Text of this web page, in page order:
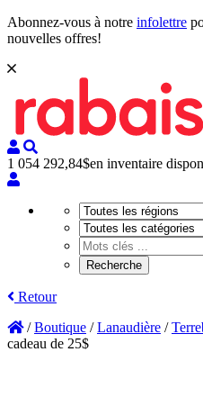
Abonnez-vous à notre infolettre
nouvelles offres!
1 054 292,84$en inventaire
Retour
/Boutique /Lanaudière /
cadeau de 25$